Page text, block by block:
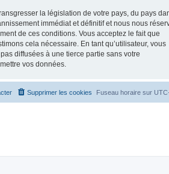
la législation de votre pays, du pays
immédiat et définitif et nous nous
de ces conditions. Vous acceptez le fait que
cela nécessaire. En tant qu’utilisateur, vous
diffusées à une tierce partie sans votre
vos données.
Fuseau horaire sur
Supprimer les cookies